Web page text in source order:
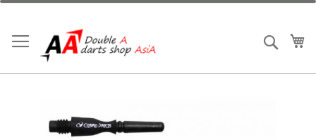
跳
內
容
搜索